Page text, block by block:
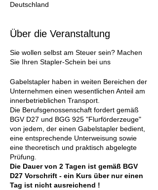
Deutschland
Über die Veranstaltung
Sie wollen selbst am Steuer sein? Machen
Sie Ihren Stapler-Schein bei uns
Gabelstapler haben in weiten Bereichen der
Unternehmen einen wesentlichen Anteil am
innerbetrieblichen Transport.
Die Berufsgenossenschaft fordert gemäß
BGV D27 und BGG 925 "Flurförderzeuge"
von jedem, der einen Gabelstapler bedient,
eine entsprechende Unterweisung sowie
eine theoretisch und praktisch abgelegte
Prüfung.
Die Dauer von 2 Tagen ist gemäß BGV
D27 Vorschrift - ein Kurs über nur einen
Tag ist nicht ausreichend !